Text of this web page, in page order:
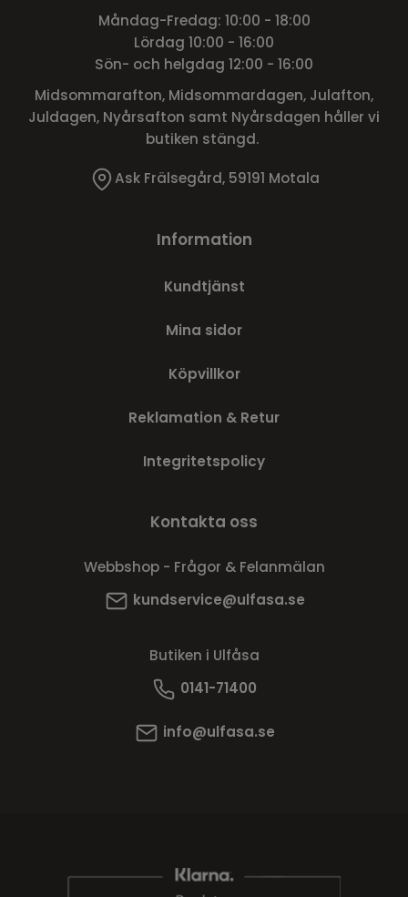
Måndag-Fredag: 10:00 - 18:00
Lördag 10:00 - 16:00
Sön- och helgdag 12:00 - 16:00
Midsommarafton, Midsommardagen, Julafton,
Juldagen, Nyårsafton samt Nyårsdagen håller vi
butiken stängd.
Ask Frälsegård, 59191 Motala
Information
Kundtjänst
Mina sidor
Köpvillkor
Reklamation & Retur
Integritetspolicy
Kontakta oss
Webbshop - Frågor & Felanmälan
kundservice@ulfasa.se
Butiken i Ulfåsa
0141-71400
info@ulfasa.se